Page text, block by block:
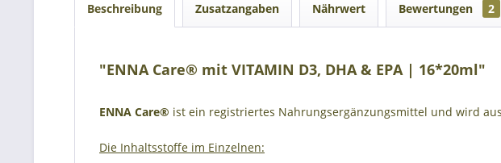
Beschreibung Zusatzangaben Nährwert Bewertungen 2
"ENNA Care® mit VITAMIN D3, DHA & EPA | 16*20ml"
ENNA Care® ist ein registriertes Nahrungsergänzungsmittel und wird
Die Inhaltsstoffe im Einzelnen: